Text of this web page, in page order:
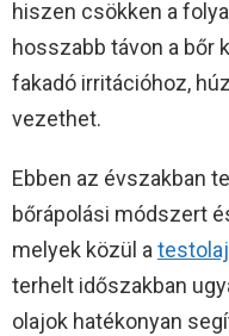
hiszen csökken a
hosszabb távon a bőr
fakadó irritációhoz,
vezethet.
Ebben az évszakban
bőrápolási módszert
melyek közül a
terhelt időszakban
olajok hatékonyan